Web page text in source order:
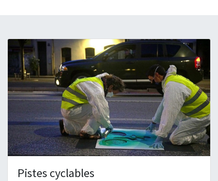
Pistes cyclables